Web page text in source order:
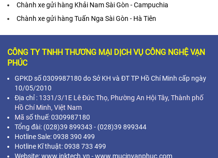
Chành xe gửi hàng Khải Nam Sài Gòn - Campuchia
Chành xe gửi hàng Tuấn Nga Sài Gòn - Hà Tiên
CÔNG TY TNHH THƯƠNG MẠI DỊCH VỤ CÔNG NGHỆ VẠN
PHÚC
GPKD số 0309987180 do Sở KH và ĐT TP Hồ Chí Minh cấp ngày
10/05/2010
Địa chỉ : 1331/3/1E Lê Đức Thọ, Phường An Hội Tây, Thành phố
Hồ Chí Minh, Việt Nam
Mã số thuế: 0309987180
Tổng đài: (028)39 899343 - (028)39 899344
Hotline Sale: 0938 390 499
Hotline Kĩ thuật: 0938 733 499
Website: www.inktech.vn - www.mucinvanphuc.com